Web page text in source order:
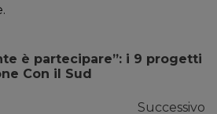
è partecipare”: i 9 progetti
Con il Sud
Successivo